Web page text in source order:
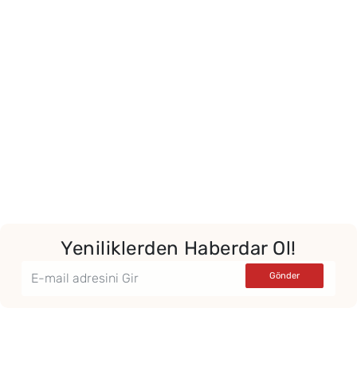
Yeniliklerden Haberdar Ol!